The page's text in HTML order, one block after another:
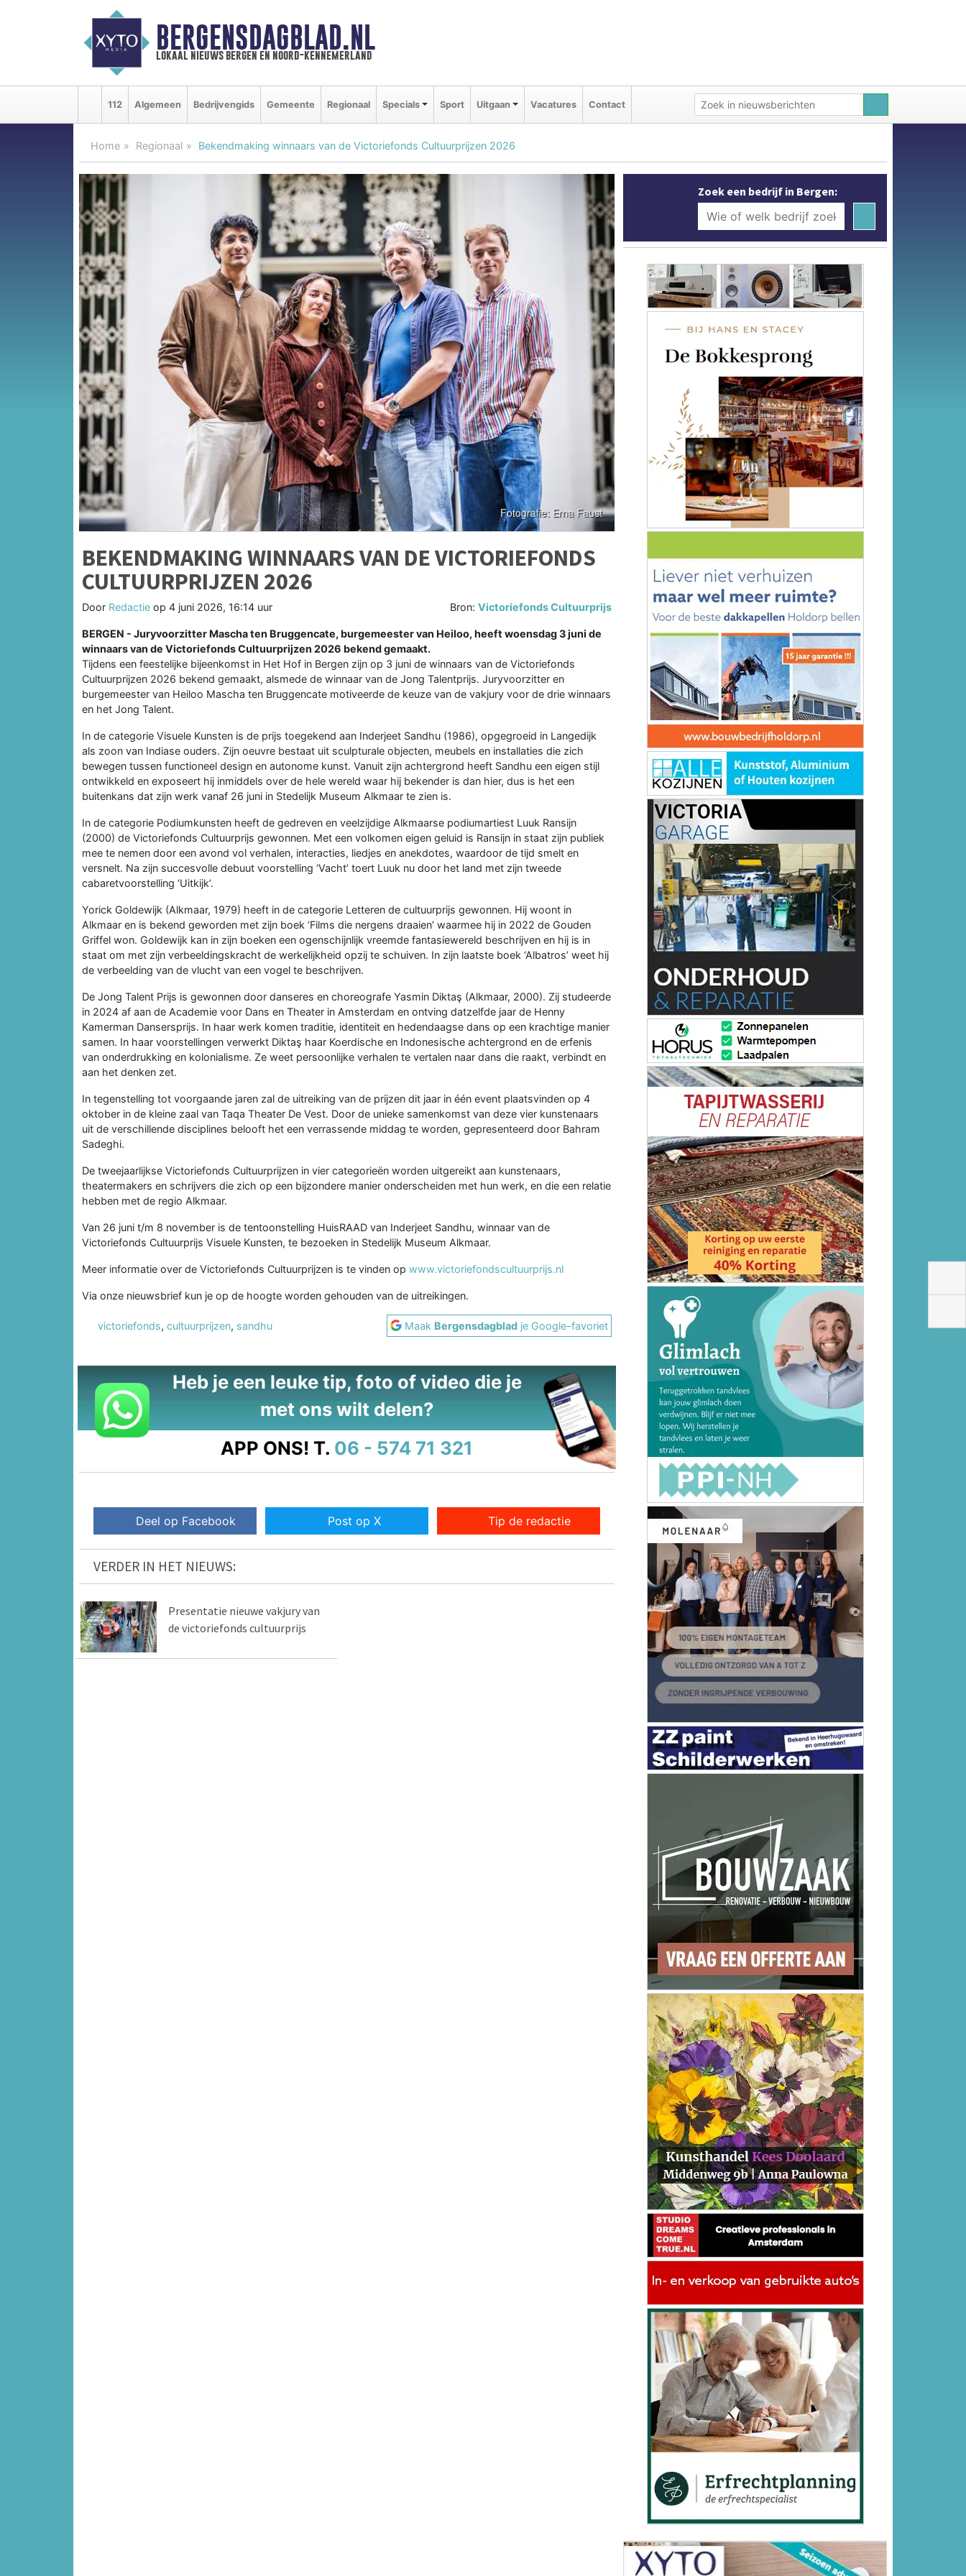
BERGENSDAGBLAD.NL
lokaal nieuws bergen en noord-kennemerland
112 Algemeen Bedrijvengids Gemeente Regionaal Specials Sport Uitgaan Vacatures Contact
Home Regionaal Bekendmaking winnaars van de Victoriefonds Cultuurprijzen 2026
BEKENDMAKING WINNAARS VAN DE VICTORIEFONDS
CULTUURPRIJZEN 2026
Door Redactie op 4 juni 2026, 16:14 uur Bron:Victoriefonds Cultuurprijs
BERGEN - Juryvoorzitter Mascha ten Bruggencate, burgemeester van Heiloo, heeft woensdag 3 juni de
winnaars van de Victoriefonds Cultuurprijzen 2026 bekend gemaakt.
Tijdens een feestelijke bijeenkomst in Het Hof in Bergen zijn op 3 juni de winnaars van de Victoriefonds
Cultuurprijzen 2026 bekend gemaakt, alsmede de winnaar van de Jong Talentprijs. Juryvoorzitter en
burgemeester van Heiloo Mascha ten Bruggencate motiveerde de keuze van de vakjury voor de drie winnaars
en het Jong Talent.
In de categorie Visuele Kunsten is de prijs toegekend aan Inderjeet Sandhu (1986), opgegroeid in Langedijk
als zoon van Indiase ouders. Zijn oeuvre bestaat uit sculpturale objecten, meubels en installaties die zich
bewegen tussen functioneel design en autonome kunst. Vanuit zijn achtergrond heeft Sandhu een eigen stijl
ontwikkeld en exposeert hij inmiddels over de hele wereld waar hij bekender is dan hier, dus is het een
buitenkans dat zijn werk vanaf 26 juni in Stedelijk Museum Alkmaar te zien is.
In de categorie Podiumkunsten heeft de gedreven en veelzijdige Alkmaarse podiumartiest Luuk Ransijn
(2000) de Victoriefonds Cultuurprijs gewonnen. Met een volkomen eigen geluid is Ransijn in staat zijn publiek
mee te nemen door een avond vol verhalen, interacties, liedjes en anekdotes, waardoor de tijd smelt en
versnelt. Na zijn succesvolle debuut voorstelling ‘Vacht’ toert Luuk nu door het land met zijn tweede
cabaretvoorstelling ‘Uitkijk’.
Yorick Goldewijk (Alkmaar, 1979) heeft in de categorie Letteren de cultuurprijs gewonnen. Hij woont in
Alkmaar en is bekend geworden met zijn boek ‘Films die nergens draaien’ waarmee hij in 2022 de Gouden
Griffel won. Goldewijk kan in zijn boeken een ogenschijnlijk vreemde fantasiewereld beschrijven en hij is in
staat om met zijn verbeeldingskracht de werkelijkheid opzij te schuiven. In zijn laatste boek ‘Albatros’ weet hij
de verbeelding van de vlucht van een vogel te beschrijven.
De Jong Talent Prijs is gewonnen door danseres en choreografe Yasmin Diktaş (Alkmaar, 2000). Zij studeerde
in 2024 af aan de Academie voor Dans en Theater in Amsterdam en ontving datzelfde jaar de Henny
Kamerman Dansersprijs. In haar werk komen traditie, identiteit en hedendaagse dans op een krachtige manier
samen. In haar voorstellingen verwerkt Diktaş haar Koerdische en Indonesische achtergrond en de erfenis
van onderdrukking en kolonialisme. Ze weet persoonlijke verhalen te vertalen naar dans die raakt, verbindt en
aan het denken zet.
In tegenstelling tot voorgaande jaren zal de uitreiking van de prijzen dit jaar in één event plaatsvinden op 4
oktober in de kleine zaal van Taqa Theater De Vest. Door de unieke samenkomst van deze vier kunstenaars
uit de verschillende disciplines belooft het een verrassende middag te worden, gepresenteerd door Bahram
Sadeghi.
De tweejaarlijkse Victoriefonds Cultuurprijzen in vier categorieën worden uitgereikt aan kunstenaars,
theatermakers en schrijvers die zich op een bijzondere manier onderscheiden met hun werk, en die een relatie
hebben met de regio Alkmaar.
Van 26 juni t/m 8 november is de tentoonstelling HuisRAAD van Inderjeet Sandhu, winnaar van de
Victoriefonds Cultuurprijs Visuele Kunsten, te bezoeken in Stedelijk Museum Alkmaar.
Meer informatie over de Victoriefonds Cultuurprijzen is te vinden op www.victoriefondscultuurprijs.nl
Via onze nieuwsbrief kun je op de hoogte worden gehouden van de uitreikingen.
victoriefonds, cultuurprijzen, sandhu Maak Bergensdagblad je Google-favoriet
Heb je een leuke tip, foto of video die je
met ons wilt delen?
APP ONS! T. 06 - 574 71 321
Deel op Facebook Post op X Tip de redactie
VERDER IN HET NIEUWS:
Presentatie nieuwe vakjury van
de victoriefonds cultuurprijs
Zoek een bedrijf in Bergen: